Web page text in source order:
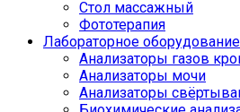
Стол массажный
Фототерапия
Лабораторное оборудование
Анализаторы газов
Анализаторы мочи
Анализаторы